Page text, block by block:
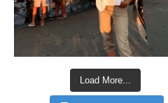
Load More...